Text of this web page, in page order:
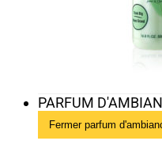
PARFUM
Fermer parfum